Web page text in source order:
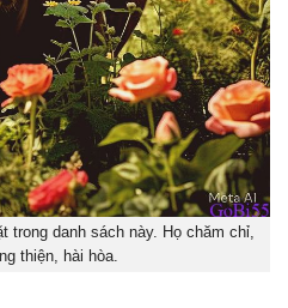
trong danh sách này. Họ chăm chỉ,
thiện, hài hòa.